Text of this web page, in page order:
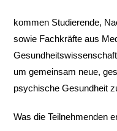
kommen Studierende,
sowie Fachkräfte aus
um gemeinsam neue,
psychische Gesundheit
Was die Teilnehmenden